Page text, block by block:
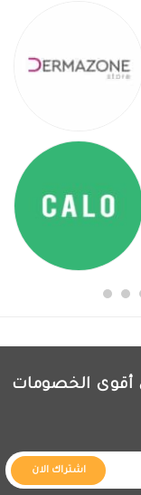
الخصومات
اشتراك الان